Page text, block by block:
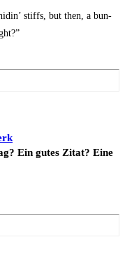
stiffs, but then, a bun­
Ein gutes Zitat? Eine